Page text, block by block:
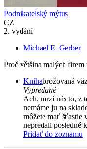
Podnikatelský mýtus
CZ
2. vydání
Michael E. Gerber
Proč většina malých firem
Knihabrožovaná
Vypredané
Ach, mrzí nás to, z
nemáme ju na
môžete mať šťastie
nepredali posledné
Pridať do zoznamu